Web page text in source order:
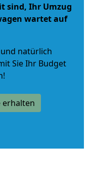
sind, Ihr Umzug
wartet auf
natürlich
Sie Ihr Budget
erhalten